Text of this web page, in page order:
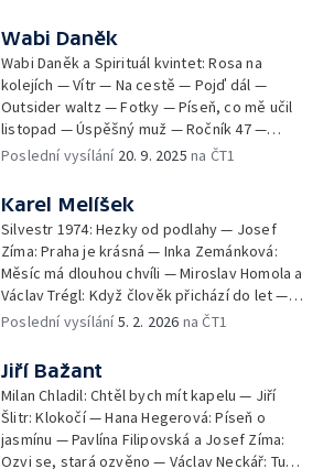
Gott: Dívka z obrazu — Richard Müller:
Rozeznávám — Richard Müller: Štěstí je
krásná věc — Boleslav Polívka a Petr
Nárožný: Šaškové počmáraní — Buřty, pivo,
nenávist — Petr Hapka a Jana Kirschner:
Bude mi lehká zem — Petr Hapka a Lucie Bílá:
Dívám se, dívám — Kocour se schoulil na tvůj
Wabi Daněk
Wabi Daněk a Spirituál kvintet: Rosa na
kolejích — Vítr — Na cestě — Pojď dál —
Outsider waltz — Fotky — Píseň, co mě učil
listopad — Úspěšný muž — Ročník 47 —
Stromy — Franta má péra — Víkend — Mírně
Poslední vysílání 20. 9. 2025 na ČT1
Karel Melíšek
Silvestr 1974: Hezky od podlahy — Josef
Zíma: Praha je krásná — Inka Zemánková:
Měsíc má dlouhou chvíli — Miroslav Homola a
Václav Trégl: Když člověk přichází do let —
Jára Pospíšil: Buď jen mou, Violetto —
Iva Janžurová a Pavlína Filipovská: Podej
štěstí ruku — Jitka Molavcová: Dejte si radit
— Yvetta Simonová a Milan Chladil: Láska
brány otevírá — Miloš Kopecký: Bramborová
placka — Oldřich Kaiser a Jiří Lábus: Kosí fox
Poslední vysílání5. 2. 2026 na ČT1
Jiří Bažant
Milan Chladil: Chtěl bych mít kapelu — Jiří
Šlitr: Klokočí — Hana Hegerová: Píseň o
jasmínu — Pavlína Filipovská a Josef Zíma:
Ozvi se, stará ozvěno — Václav Neckář: Tu